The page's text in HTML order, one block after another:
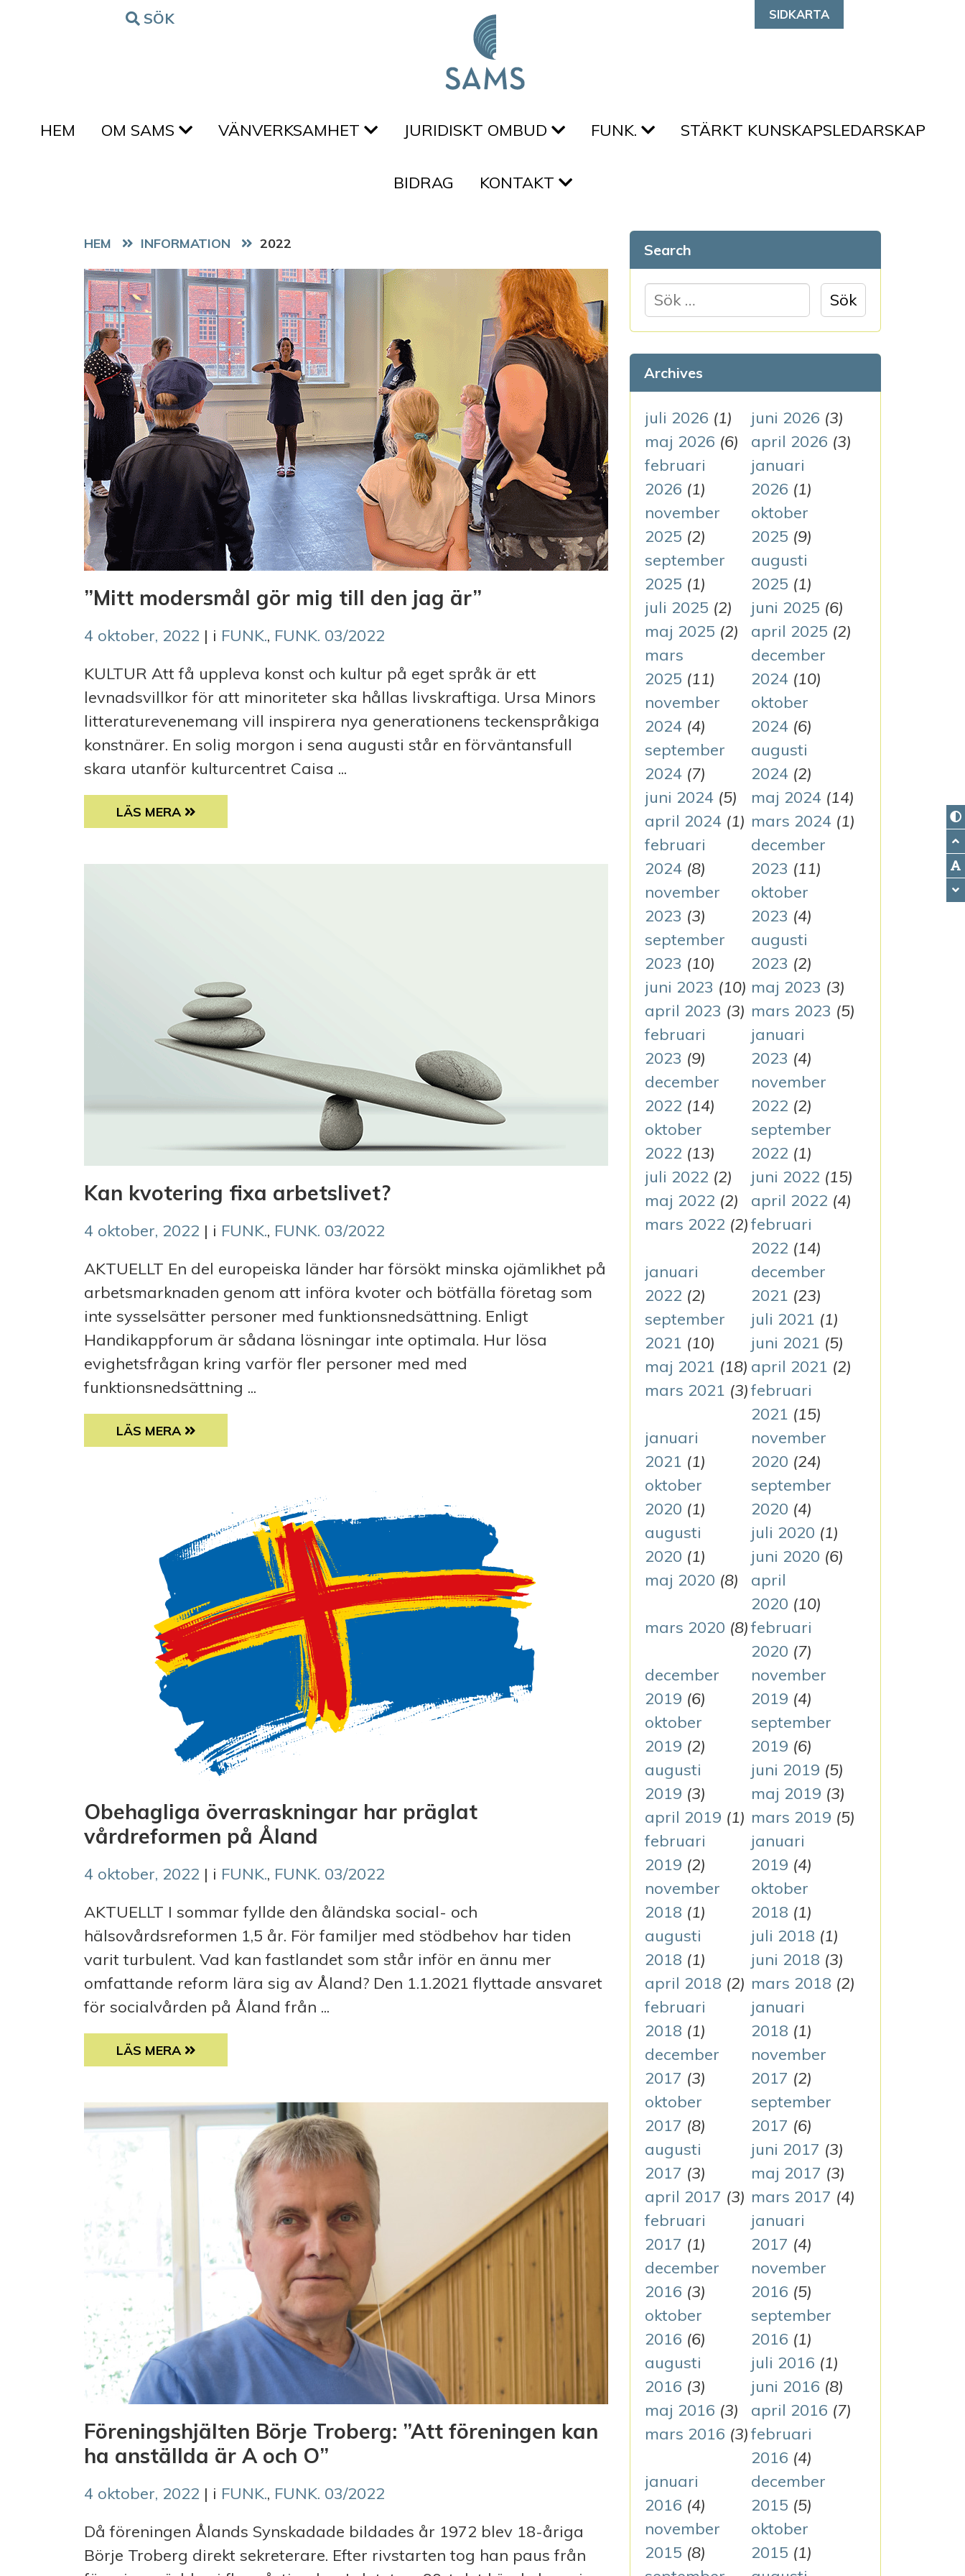
Hoppa till innehålletSÖK SIDKARTA
HEM OM SAMS VÄNVERKSAMHET JURIDISKT OMBUD FUNK. STÄRKT KUNSKAPSLEDARSKAP
BIDRAG KONTAKT
HEM 2022
”Mitt modersmål gör mig till den jag är”
4 oktober, 2022 | i FUNK., FUNK. 03/2022
KULTUR Att få uppleva konst och kultur på eget språk är ett
levnadsvillkor för att minoriteter ska hållas livskraftiga. Ursa Minors
litteraturevenemang vill inspirera nya generationens teckenspråkiga
konstnärer. En solig morgon i sena augusti står en förväntansfull
skara utanför kulturcentret Caisa ...
”MITT MODERSMÅL GÖR MIG TILL DEN JAG ÄR”
LÄS MERA
Kan kvotering fixa arbetslivet?
4 oktober, 2022 | i FUNK., FUNK. 03/2022
AKTUELLT En del europeiska länder har försökt minska ojämlikhet på
arbetsmarknaden genom att införa kvoter och bötfälla företag som
inte sysselsätter personer med funktionsnedsättning. Enligt
Handikappforum är sådana lösningar inte optimala. Hur lösa
evighetsfrågan kring varför fler personer med med
funktionsnedsättning ...
KAN KVOTERING FIXA ARBETSLIVET?
LÄS MERA
Obehagliga överraskningar har präglat
vårdreformen på Åland
4 oktober, 2022 | i FUNK., FUNK. 03/2022
AKTUELLT I sommar fyllde den åländska social- och
hälsovårdsreformen 1,5 år. För familjer med stödbehov har tiden
varit turbulent. Vad kan fastlandet som står inför en ännu mer
omfattande reform lära sig av Åland? Den 1.1.2021 flyttade ansvaret
för social­vården på Åland från ...
OBEHAGLIGA ÖVERRASKNINGAR HAR PRÄGLAT VÅRDREFORMEN PÅ ÅLAND
LÄS MERA
Föreningshjälten Börje Troberg: ”Att föreningen kan
ha anställda är A och O”
4 oktober, 2022 | i FUNK., FUNK. 03/2022
Då föreningen Ålands Synskadade bildades år 1972 blev 18-åriga
Börje Troberg direkt sekreterare. Efter rivstarten tog han paus från
Search
ö
e
f
t
e
r
:
Archives
juli 2026 (1) juni 2026 (3)
maj 2026 (6) april 2026 (3)
februari
2026 (1)
januari
2026 (1)
november
2025 (2)
oktober
2025 (9)
september
2025 (1)
augusti
2025 (1)
juli 2025 (2) juni 2025 (6)
maj 2025 (2) april 2025 (2)
mars
2025 (11)
december
2024(10)
november
2024 (4)
oktober
2024(6)
september
2024 (7)
augusti
2024(2)
juni 2024 (5) maj 2024(14)
april 2024 (1) mars 2024(1)
februari
2024 (8)
december
2023 (11)
november
2023 (3)
oktober
2023 (4)
september
2023 (10)
augusti
2023 (2)
juni 2023 (10) maj 2023 (3)
april 2023 (3) mars 2023 (5)
februari
2023 (9)
januari
2023 (4)
december
2022 (14)
november
2022 (2)
oktober
2022 (13)
september
2022 (1)
juli 2022 (2) juni 2022 (15)
maj 2022 (2) april 2022 (4)
mars 2022 (2)februari
2022 (14)
januari
2022 (2)
december
2021 (23)
september
2021 (10)
juli 2021 (1)
juni 2021 (5)
maj 2021 (18) april 2021 (2)
mars 2021 (3)februari
2021 (15)
januari
2021 (1)
november
2020 (24)
oktober
2020 (1)
september
2020 (4)
augusti
2020 (1)
juli 2020 (1)
juni 2020 (6)
maj 2020 (8)
april
2020 (10)
mars 2020 (8)februari
2020 (7)
december
2019 (6)
november
2019 (4)
oktober
2019 (2)
september
2019 (6)
augusti
2019 (3)
juni 2019 (5)
maj 2019 (3)
april 2019 (1) mars 2019 (5)
februari
2019 (2)
januari
2019 (4)
november
2018 (1)
oktober
2018 (1)
augusti
2018 (1)
juli 2018 (1)
juni 2018 (3)
april 2018 (2) mars 2018 (2)
februari
2018 (1)
januari
2018 (1)
december
2017 (3)
november
2017 (2)
oktober
2017 (8)
september
2017 (6)
augusti
2017 (3)
juni 2017 (3)
maj 2017 (3)
april 2017 (3) mars 2017 (4)
februari
2017 (1)
januari
2017 (4)
december
2016 (3)
november
2016 (5)
oktober
2016 (6)
september
2016 (1)
augusti
2016 (3)
juli 2016 (1)
juni 2016 (8)
maj 2016 (3) april 2016 (7)
mars 2016 (3)februari
2016 (4)
januari
2016 (4)
december
2015 (5)
november
2015 (8)
oktober
2015 (1)